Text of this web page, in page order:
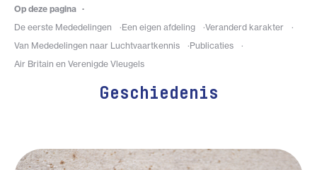
Op deze pagina
De eerste Mededelingen
Een eigen afdeling
Veranderd karakter
Van Mededelingen naar Luchtvaartkennis
Publicaties
Air Britain en Verenigde Vleugels
Geschiedenis